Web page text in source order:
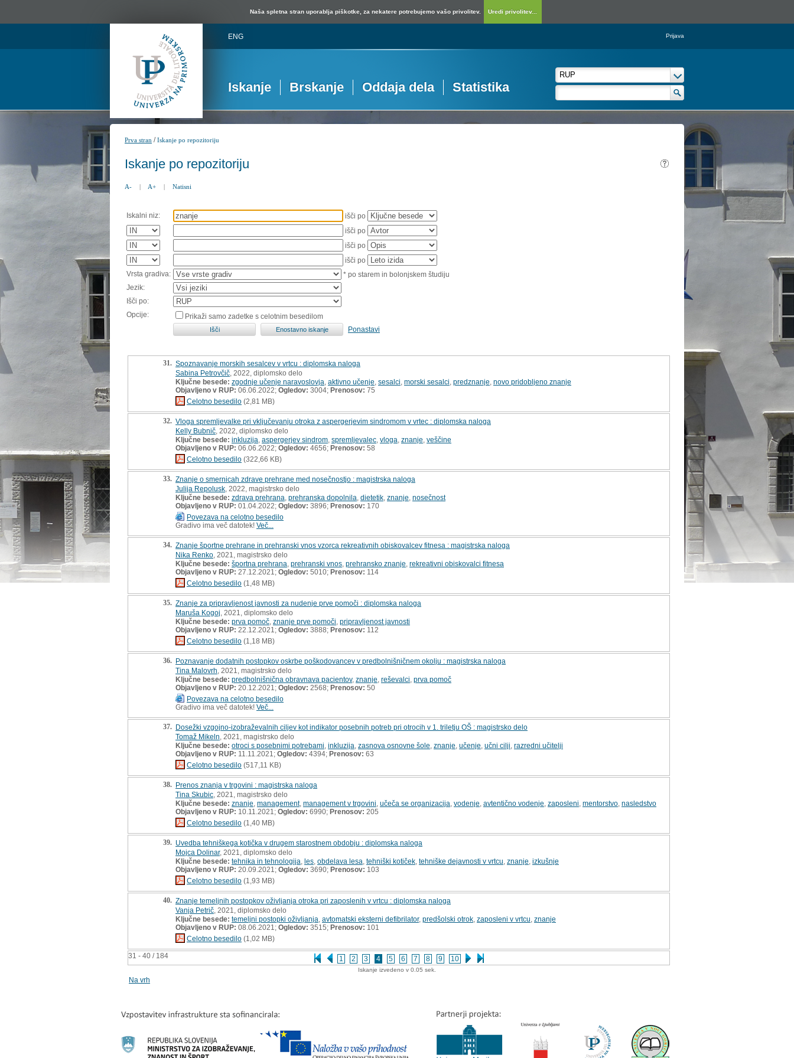
Naša spletna stran uporablja piškotke, za nekatere potrebujemo vašo privolitev. Uredi privolitev...
ENG Prijava
Iskanje Brskanje Oddaja dela Statistika
Prva stran /Iskanje po repozitoriju
Iskanje po repozitoriju
A- | A+ | Natisni
Iskalni niz:
išči po
išči po
išči po
išči po
Vrsta gradiva:
* po starem in bolonjskem študiju
Jezik:
Išči po:
Opcije:
Prikaži samo zadetke s celotnim besedilom
Ponastavi
31 - 40 / 184 1 2 3 4 5 6 7 8 9 10
31. Spoznavanje morskih sesalcev v vrtcu : diplomska naloga
Sabina Petrovčič , 2022, diplomsko delo
Ključne besede: zgodnje učenje naravoslovja aktivno učenje sesalci morski sesalci predznanje novo pridobljeno znanje
Objavljeno v RUP: 06.06.2022; Ogledov: 3004; Prenosov: 75
Celotno besedilo (2,81 MB)
32. Vloga spremljevalke pri vključevanju otroka z aspergerjevim sindromom v vrtec : diplomska naloga
Kelly Bubnič , 2022, diplomsko delo
Ključne besede: inkluzija aspergerjev sindrom spremljevalec vloga znanje veščine
Objavljeno v RUP: 06.06.2022; Ogledov: 4656; Prenosov: 58
Celotno besedilo (322,66 KB)
33. Znanje o smernicah zdrave prehrane med nosečnostjo : magistrska naloga
Julija Repolusk , 2022, magistrsko delo
Ključne besede: zdrava prehrana prehranska dopolnila dietetik znanje nosečnost
Objavljeno v RUP: 01.04.2022; Ogledov: 3896; Prenosov: 170
Povezava na celotno besedilo
Gradivo ima več datotek! Več...
34. Znanje športne prehrane in prehranski vnos vzorca rekreativnih obiskovalcev fitnesa : magistrska naloga
Nika Renko , 2021, magistrsko delo
Ključne besede: športna prehrana prehranski vnos prehransko znanje rekreativni obiskovalci fitnesa
Objavljeno v RUP: 27.12.2021; Ogledov: 5010; Prenosov: 114
Celotno besedilo (1,48 MB)
35. Znanje za pripravljenost javnosti za nudenje prve pomoči : diplomska naloga
Maruša Kogoj , 2021, diplomsko delo
Ključne besede: prva pomoč znanje prve pomoči pripravljenost javnosti
Objavljeno v RUP: 22.12.2021; Ogledov: 3888; Prenosov: 112
Celotno besedilo (1,18 MB)
36. Poznavanje dodatnih postopkov oskrbe poškodovancev v predbolnišničnem okolju : magistrska naloga
Tina Malovrh , 2021, magistrsko delo
Ključne besede: predbolnišnična obravnava pacientov, znanje reševalci prva pomoč
Objavljeno v RUP: 20.12.2021; Ogledov: 2568; Prenosov: 50
Povezava na celotno besedilo
Gradivo ima več datotek! Več...
37. Dosežki vzgojno-izobraževalnih ciljev kot indikator posebnih potreb pri otrocih v 1. triletju OŠ : magistrsko delo
Tomaž Mikeln , 2021, magistrsko delo
Ključne besede: otroci s posebnimi potrebami inkluzija zasnova osnovne šole znanje učenje učni cilji razredni učitelji
Objavljeno v RUP: 11.11.2021; Ogledov: 4394; Prenosov: 63
Celotno besedilo (517,11 KB)
38. Prenos znanja v trgovini : magistrska naloga
Tina Skubic , 2021, magistrsko delo
Ključne besede: znanje management, management v trgovini učeča se organizacija vodenje avtentično vodenje zaposleni mentorstvo nasledstvo
Objavljeno v RUP: 10.11.2021; Ogledov: 6990; Prenosov: 205
Celotno besedilo (1,40 MB)
39. Uvedba tehniškega kotička v drugem starostnem obdobju : diplomska naloga
Mojca Dolinar, 2021, diplomsko delo
Ključne besede: tehnika in tehnologija les obdelava lesa tehniški kotiček tehniške dejavnosti v vrtcu znanje izkušnje
Objavljeno v RUP: 20.09.2021; Ogledov: 3690; Prenosov: 103
Celotno besedilo (1,93 MB)
40. Znanje temeljnih postopkov oživljanja otroka pri zaposlenih v vrtcu : diplomska naloga
Vanja Petrič , 2021, diplomsko delo
Ključne besede: temeljni postopki oživljanja avtomatski eksterni defibrilator, predšolski otrok zaposleni v vrtcu znanje
Objavljeno v RUP: 08.06.2021; Ogledov: 3515; Prenosov: 101
Celotno besedilo (1,02 MB)
Iskanje izvedeno v 0.05 sek.
Na vrh